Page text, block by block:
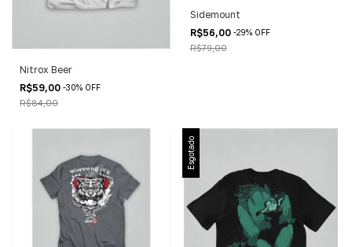
Nitrox Beer
R$59,00 -30% OFF
R$84,00
Sidemount
R$56,00 -29% OFF
R$79,00
Esgotado